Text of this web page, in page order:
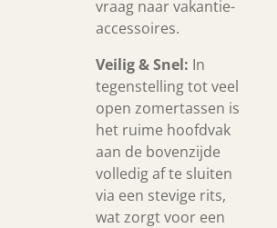
vraag naar vakantie-
accessoires.
Veilig & Snel: In
tegenstelling tot veel
open zomertassen is
het ruime hoofdvak
aan de bovenzijde
volledig af te sluiten
via een stevige rits,
wat zorgt voor een